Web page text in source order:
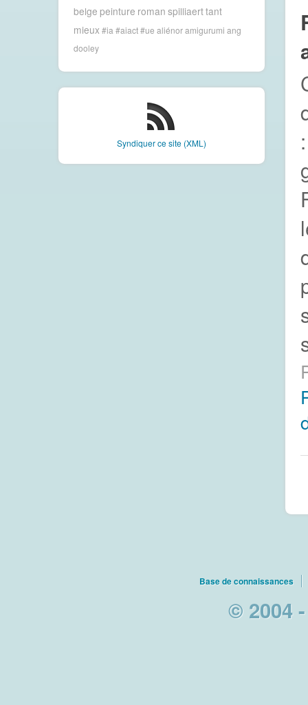
belge peinture roman spilliaerttant
mieux #ia #aiact #ue aliénor amigurumi ang
dooley
Syndiquer ce site (XML)
Base de connaissances
© 2004